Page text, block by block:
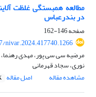
مطالعه همبستگی غلظت
در بندرعباس
صفحه146-162
nivar.2024.417740.1266
مرضیه سی سی پور، مهدی
نوری، سجاد قهرمانی
مشاهده مقاله
اصل مقاله